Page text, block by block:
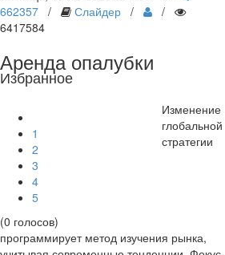
662357 / Слайдер /
/
6417584
Аренда опалубки
Избранное
1
2
3
4
5
(0 голосов)
Изменение
глобальной
стратегии
программирует метод изучения рынка,